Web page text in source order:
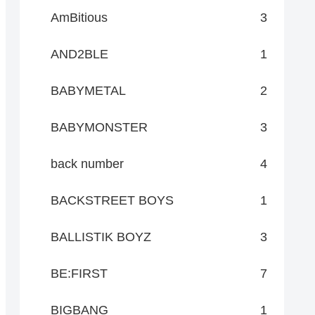
AmBitious 3
AND2BLE 1
BABYMETAL 2
BABYMONSTER 3
back number 4
BACKSTREET BOYS 1
BALLISTIK BOYZ 3
BE:FIRST 7
BIGBANG 1